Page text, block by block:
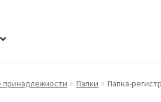
Папки Папка-